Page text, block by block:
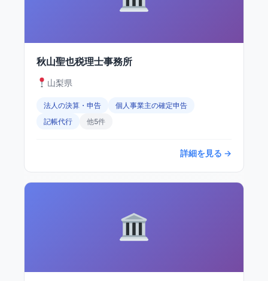
秋山聖也税理士事務所
山梨県
法人の決算・申告
個人事業主の確定申告
記帳代行
他5件
詳細を見る →